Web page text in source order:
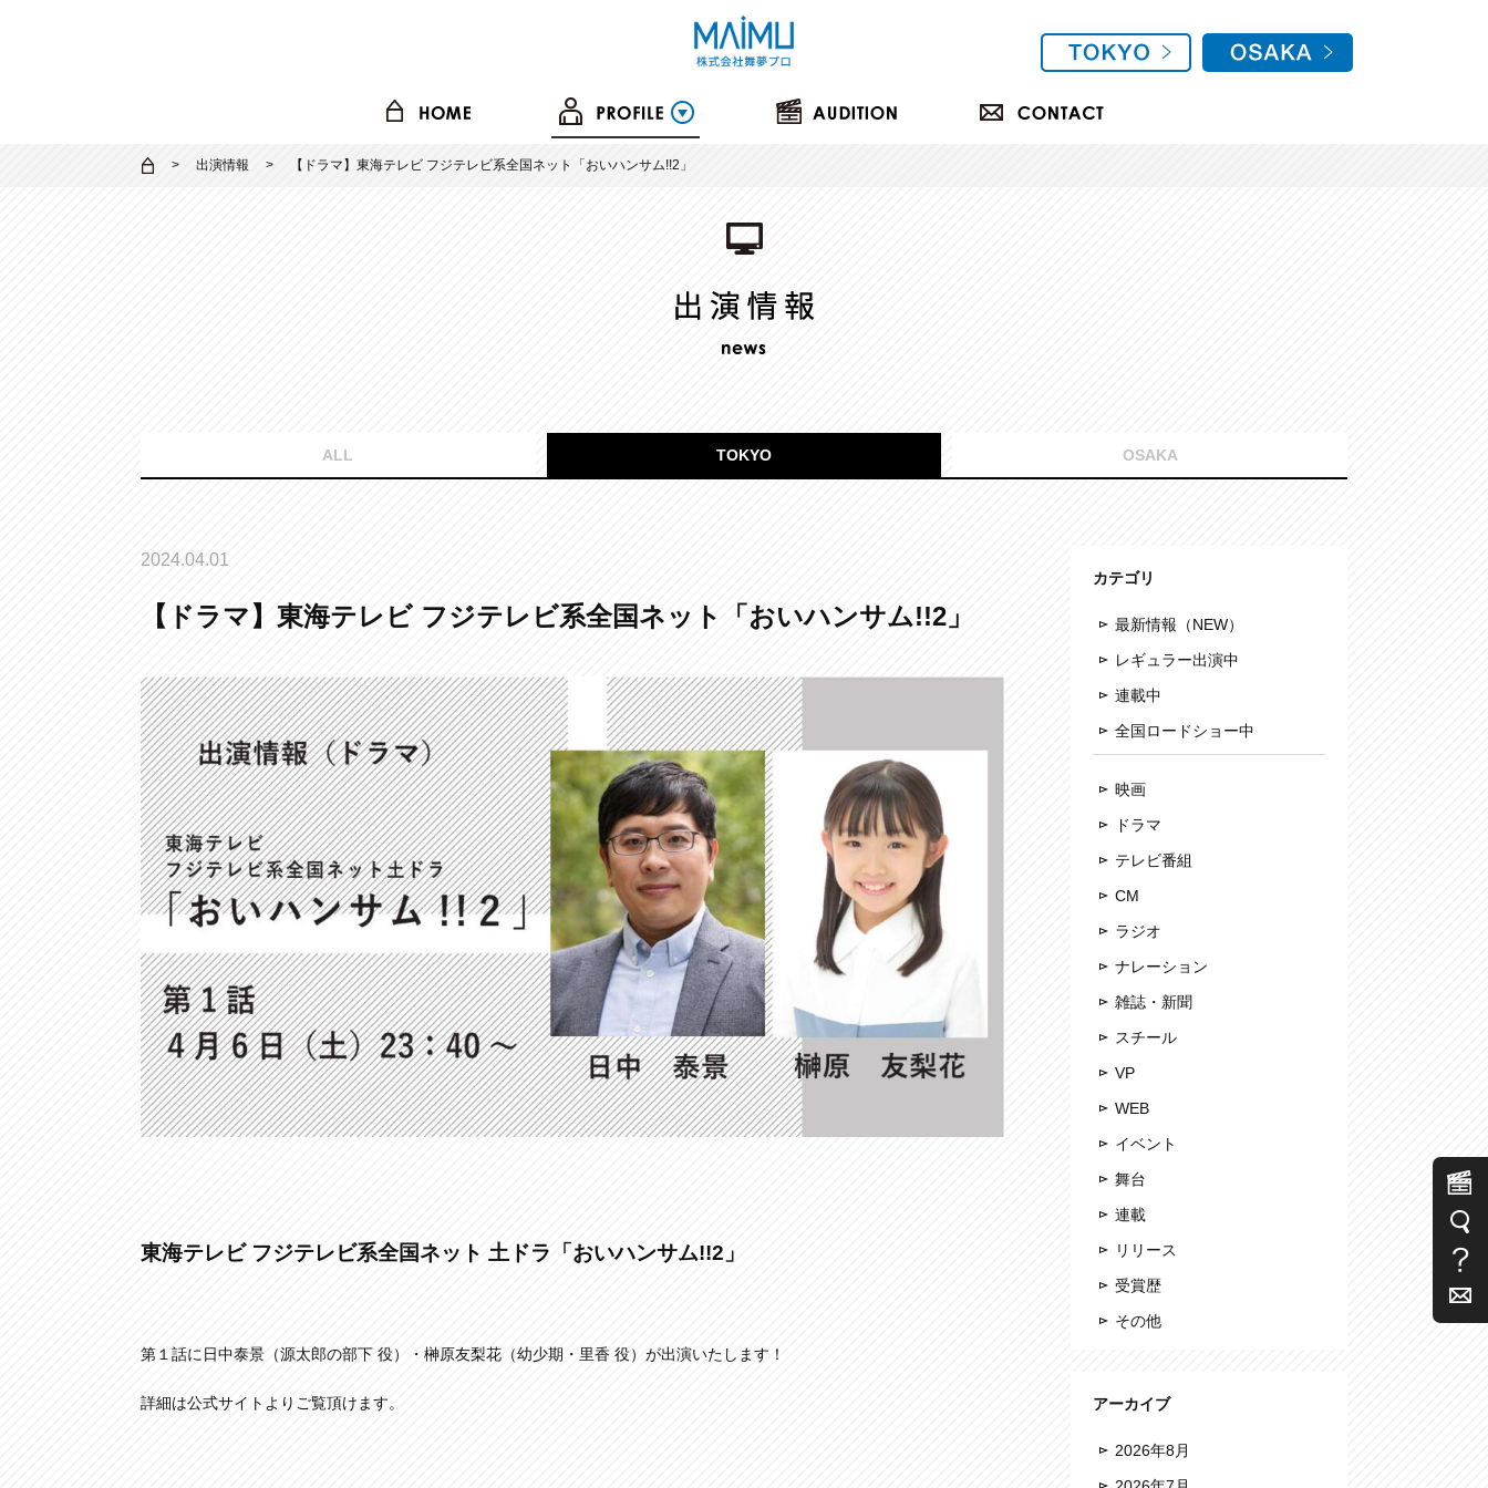
出演情報 【ドラマ】東海テレビ フジテレビ系全国ネット「おいハンサム!!2」
ALL TOKYO OSAKA
2024.04.01
【ドラマ】東海テレビ フジテレビ系全国ネット「おいハンサム!!2」
東海テレビ フジテレビ系全国ネット 土ドラ「おいハンサム!!2」
第１話に日中泰景（源太郎の部下 役）・榊原友梨花（幼少期・里香 役）が出演いたします！
詳細は公式サイトよりご覧頂けます。
カテゴリ
最新情報（NEW）
レギュラー出演中
連載中
全国ロードショー中
映画
ドラマ
テレビ番組
CM
ラジオ
ナレーション
雑誌・新聞
スチール
VP
WEB
イベント
舞台
連載
リリース
受賞歴
その他
アーカイブ
2026年8月